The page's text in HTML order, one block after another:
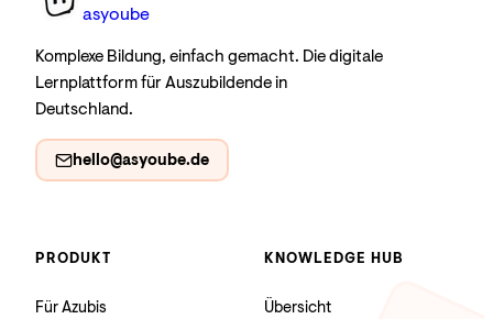
asyoube
Komplexe Bildung, einfach gemacht. Die digitale
Lernplattform für Auszubildende in
Deutschland.
hello@asyoube.de
PRODUKT
Für Azubis
KNOWLEDGE HUB
Übersicht